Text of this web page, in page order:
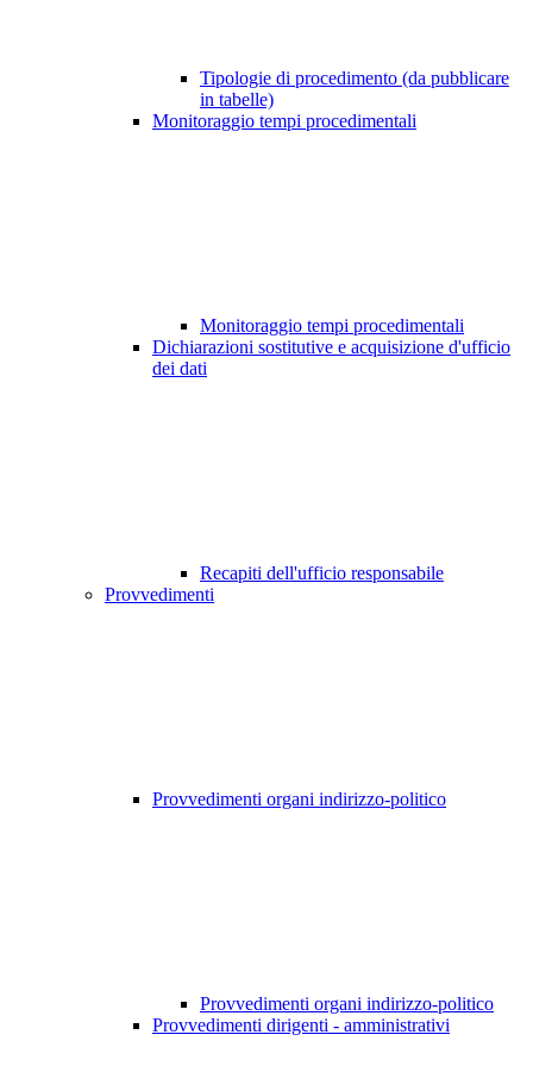
Tipologie di procedimento (da pubblicare
in tabelle)
Monitoraggio tempi procedimentali
Monitoraggio tempi procedimentali
Dichiarazioni sostitutive e acquisizione d'ufficio
dei dati
Recapiti dell'ufficio responsabile
Provvedimenti
Provvedimenti organi indirizzo-politico
Provvedimenti organi indirizzo-politico
Provvedimenti dirigenti - amministrativi